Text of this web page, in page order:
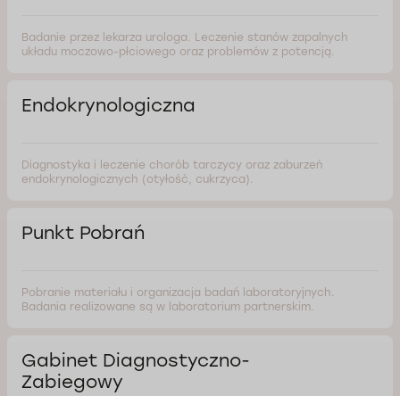
Badanie przez lekarza urologa. Leczenie stanów zapalnych
układu moczowo-płciowego oraz problemów z potencją.
Endokrynologiczna
Diagnostyka i leczenie chorób tarczycy oraz zaburzeń
endokrynologicznych (otyłość, cukrzyca).
Punkt Pobrań
Pobranie materiału i organizacja badań laboratoryjnych.
Badania realizowane są w laboratorium partnerskim.
Gabinet Diagnostyczno-
Zabiegowy